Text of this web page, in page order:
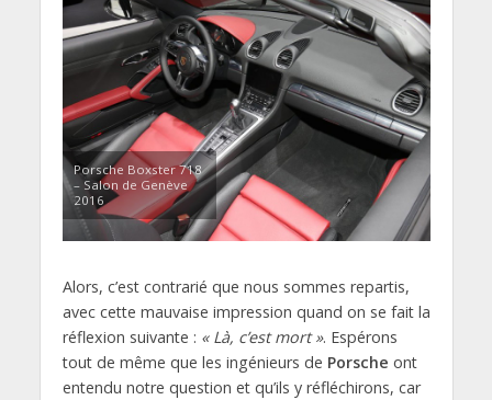
Porsche Boxster 718
– Salon de Genève
2016
Alors, c’est contrarié que nous sommes repartis,
avec cette mauvaise impression quand on se fait la
réflexion suivante : « Là, c’est mort ». Espérons
tout de même que les ingénieurs de Porsche ont
entendu notre question et qu’ils y réfléchirons, car